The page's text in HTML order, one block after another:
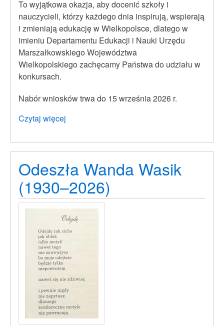
To wyjątkowa okazja, aby docenić szkoły i
nauczycieli, którzy każdego dnia inspirują, wspierają
i zmieniają edukację w Wielkopolsce, dlatego w
imieniu Departamentu Edukacji i Nauki Urzędu
Marszałkowskiego Województwa
Wielkopolskiego zachęcamy Państwa do udziału w
konkursach.
Nabór wniosków trwa do 15 września 2026 r.
Czytaj więcej
Wielkopolska
Szkoła
Roku
oraz
Wielkopolski
Nauczyciel
Roku
Odeszła Wanda Wasik
(1930–2026)